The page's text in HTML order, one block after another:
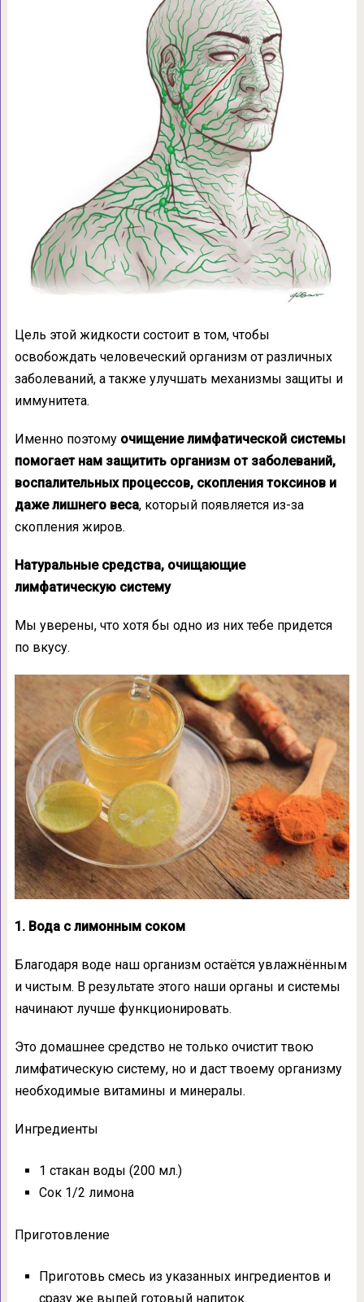
Цель этой жидкости состоит в том, чтобы
освобождать человеческий организм от различных
заболеваний, а также улучшать механизмы защиты и
иммунитета.
Именно поэтомуочищение лимфатической системы
помогает нам защитить организм от заболеваний,
воспалительных процессов, скопления токсинов и
даже лишнего веса, который появляется из-за
скопления жиров.
Натуральные средства, очищающие
лимфатическую систему
Мы уверены, что хотя бы одно из них тебе придется
по вкусу.
1. Вода с лимонным соком
Благодаря воде наш организм остаётся увлажнённым
и чистым. В результате этого наши органы и системы
начинают лучше функционировать.
Это домашнее средство не только очистит твою
лимфатическую систему, но и даст твоему организму
необходимые витамины и минералы.
Ингредиенты
1 стакан воды (200 мл.)
Сок 1/2 лимона
Приготовление
Приготовь смесь из указанных ингредиентов и
сразу же выпей готовый напиток.